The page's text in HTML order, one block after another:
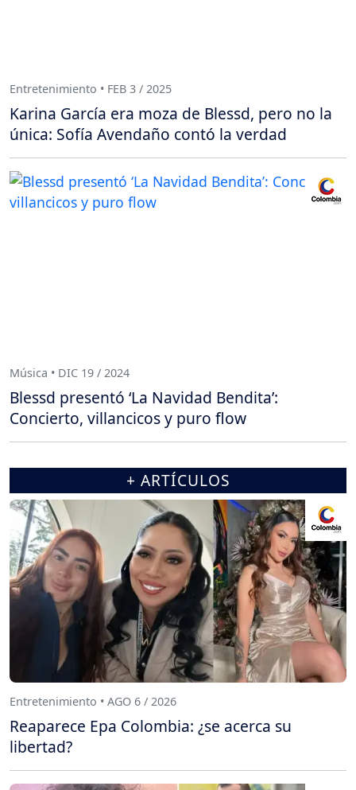
Entretenimiento • FEB 3 / 2025
Karina García era moza de Blessd, pero no la
única: Sofía Avendaño contó la verdad
Música • DIC 19 / 2024
Blessd presentó ‘La Navidad Bendita’:
Concierto, villancicos y puro flow
+ ARTÍCULOS
Entretenimiento • AGO 6 / 2026
Reaparece Epa Colombia: ¿se acerca su
libertad?